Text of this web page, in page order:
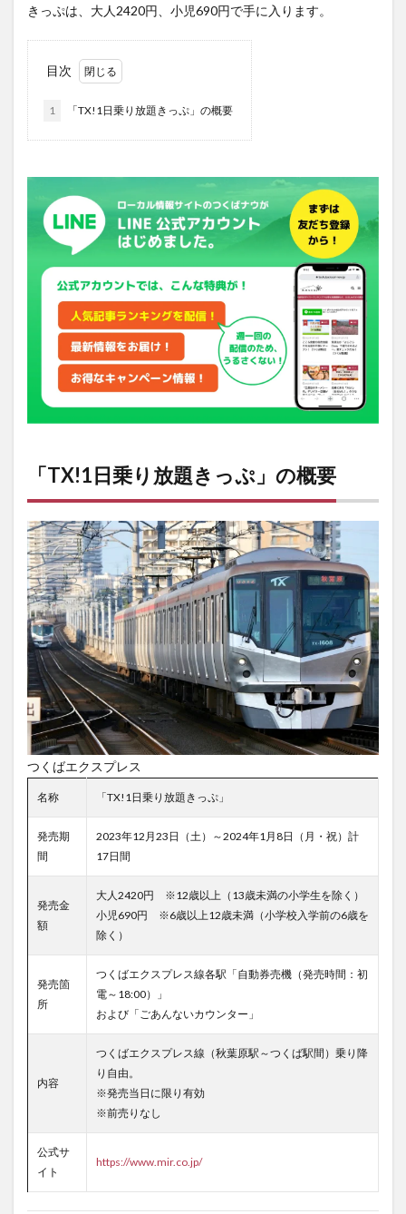
きっぷは、大人2420円、小児690円で手に入ります。
目次
1 「TX!1日乗り放題きっぷ」の概要
「TX!1日乗り放題きっぷ」の概要
つくばエクスプレス
名称 「TX!1日乗り放題きっぷ」
発売期
間
2023年12月23日（土）～2024年1月8日（月・祝）計
17日間
発売金
額
大人2420円 ※12歳以上（13歳未満の小学生を除く）
小児690円 ※6歳以上12歳未満（小学校入学前の6歳を
除く）
発売箇
所
つくばエクスプレス線各駅「自動券売機（発売時間：初
電～18:00）」
および「ごあんないカウンター」
内容
つくばエクスプレス線（秋葉原駅～つくば駅間）乗り降
り自由。
※発売当日に限り有効
※前売りなし
公式サ
イト
https://www.mir.co.jp/